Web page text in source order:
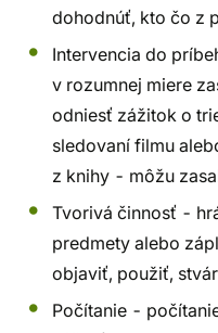
dohodnúť, kto čo z
Intervencia do
v rozumnej miere
odniesť zážitok o
sledovaní filmu
z knihy - môžu
Tvorivá činnosť -
predmety alebo
objaviť, použiť,
Počítanie -